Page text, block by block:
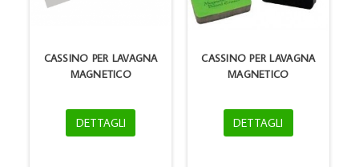
CASSINO PER LAVAGNA
MAGNETICO
DETTAGLI
CASSINO PER LAVAGNA
MAGNETICO
DETTAGLI